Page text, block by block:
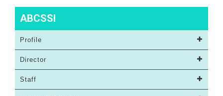
ABCSSI
Profile
Director
Staff